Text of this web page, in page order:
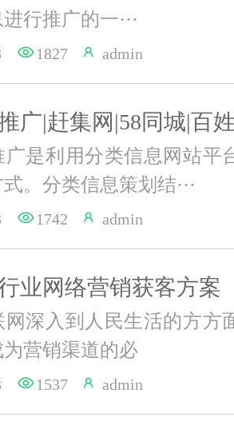
行推广的一···
1827 admin
广|赶集网|58同城|百
广是利用分类信息网站平
。分类信息策划结···
1742 admin
业网络营销获客方案
网深入到人民生活的方方
营销渠道的必
1537 admin